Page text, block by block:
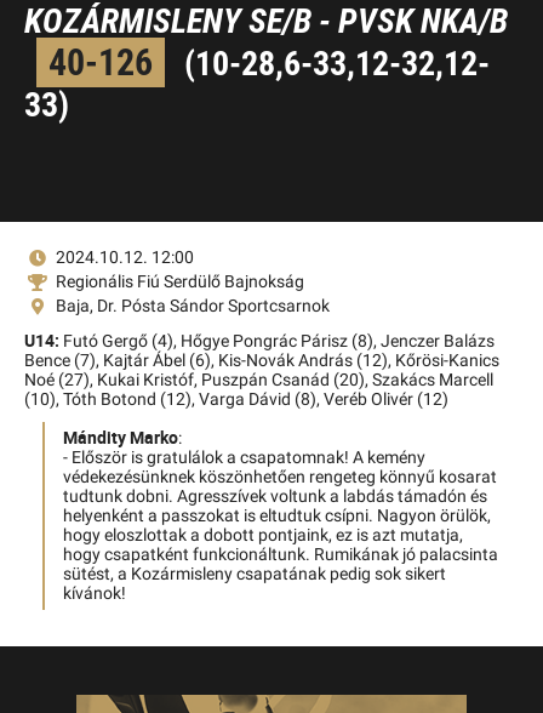
KOZÁRMISLENY SE/B - PVSK NKA/B
40-126
(10-28,6-33,12-32,12-
33)
2024.10.12. 12:00
Regionális Fiú Serdülő Bajnokság
Baja, Dr. Pósta Sándor Sportcsarnok
U14: Futó Gergő (4), Hőgye Pongrác Párisz (8), Jenczer Balázs
Bence (7), Kajtár Ábel (6), Kis-Novák András (12), Kőrösi-Kanics
Noé (27), Kukai Kristóf, Puszpán Csanád (20), Szakács Marcell
(10), Tóth Botond (12), Varga Dávid (8), Veréb Olivér (12)
Mándity Marko:
- Először is gratulálok a csapatomnak! A kemény
védekezésünknek köszönhetően rengeteg könnyű kosarat
tudtunk dobni. Agresszívek voltunk a labdás támadón és
helyenként a passzokat is eltudtuk csípni. Nagyon örülök,
hogy eloszlottak a dobott pontjaink, ez is azt mutatja,
hogy csapatként funkcionáltunk. Rumikának jó palacsinta
sütést, a Kozármisleny csapatának pedig sok sikert
kívánok!